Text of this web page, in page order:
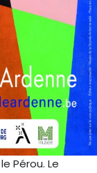
une
au peintre
comme un
réunit
un regard
de
Pérou. Le